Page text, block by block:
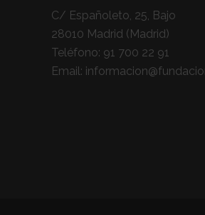
C/ Españoleto, 25, Bajo
28010 Madrid (Madrid)
Teléfono: 91 700 22 91
Email: